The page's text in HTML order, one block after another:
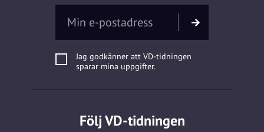
Jag godkänner att VD-tidningen
sparar mina uppgifter.
Följ VD-tidningen